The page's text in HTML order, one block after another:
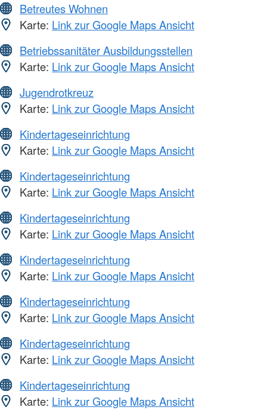
Betreutes Wohnen
Karte: Link zur Google Maps Ansicht
Betriebssanitäter Ausbildungsstellen
Karte: Link zur Google Maps Ansicht
Jugendrotkreuz
Karte: Link zur Google Maps Ansicht
Kindertageseinrichtung
Karte: Link zur Google Maps Ansicht
Kindertageseinrichtung
Karte: Link zur Google Maps Ansicht
Kindertageseinrichtung
Karte: Link zur Google Maps Ansicht
Kindertageseinrichtung
Karte: Link zur Google Maps Ansicht
Kindertageseinrichtung
Karte: Link zur Google Maps Ansicht
Kindertageseinrichtung
Karte: Link zur Google Maps Ansicht
Kindertageseinrichtung
Karte: Link zur Google Maps Ansicht